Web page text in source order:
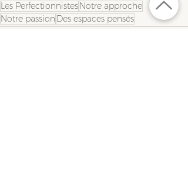
Les PerfectionnistesNotre approche
Notre passion Des espaces pensés